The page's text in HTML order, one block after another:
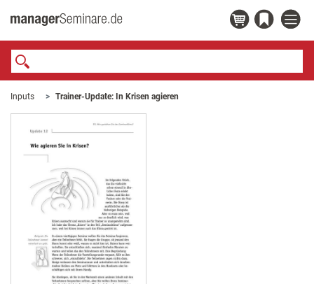
Inputs Trainer-Update: In Krisen agieren